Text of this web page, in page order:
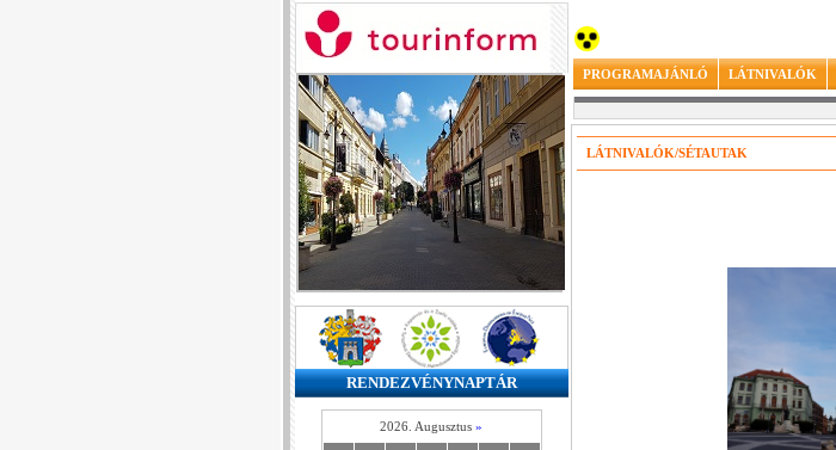
RENDEZVÉNYNAPTÁR
2026. Augusztus »
PROGRAMAJÁNLÓ LÁTNIVALÓK
LÁTNIVALÓK/SÉTAUTAK